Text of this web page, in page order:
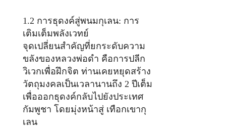
1.2 การธุดงค์สู่พนมกุเลน: การ
เติมเต็มพลังเวทย์
จุดเปลี่ยนสำคัญที่ยกระดับความ
ขลังของหลวงพ่อดำ คือการปลีก
วิเวกเพื่อฝึกจิต ท่านเคยหยุดสร้าง
วัตถุมงคลเป็นเวลานานถึง 2 ปีเต็ม
เพื่อออกธุดงค์กลับไปยังประเทศ
กัมพูชา โดยมุ่งหน้าสู่ เทือกเขากุ
เลน